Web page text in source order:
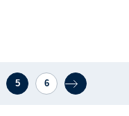
5 6